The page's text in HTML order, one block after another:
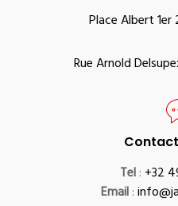
Place Albert 1er
Rue Arnold
Tel: +32
Email: